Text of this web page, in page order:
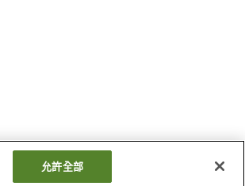
允許全部